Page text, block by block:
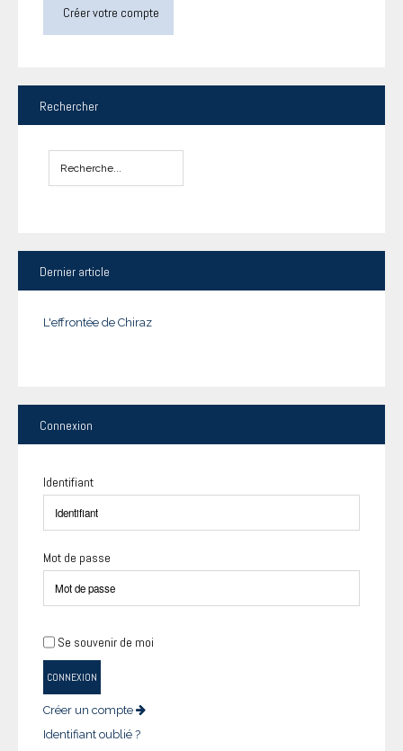
Créer votre compte
Rechercher
Dernier article
L'effrontée de Chiraz
Connexion
Identifiant
Mot de passe
Se souvenir de moi
CONNEXION
Créer un compte
Identifiant oublié ?